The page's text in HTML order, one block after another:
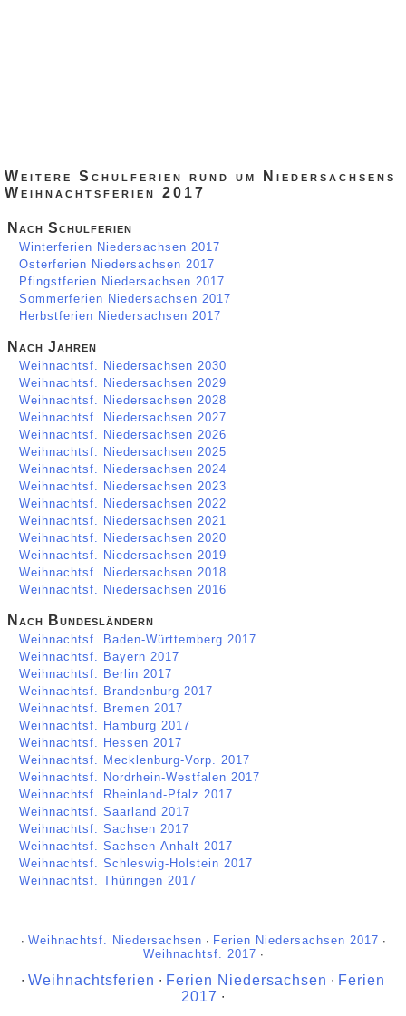
Weitere Schulferien rund um Niedersachsens
Weihnachtsferien 2017
Nach Schulferien
Winterferien Niedersachsen 2017
Osterferien Niedersachsen 2017
Pfingstferien Niedersachsen 2017
Sommerferien Niedersachsen 2017
Herbstferien Niedersachsen 2017
Nach Jahren
Weihnachtsf. Niedersachsen 2030
Weihnachtsf. Niedersachsen 2029
Weihnachtsf. Niedersachsen 2028
Weihnachtsf. Niedersachsen 2027
Weihnachtsf. Niedersachsen 2026
Weihnachtsf. Niedersachsen 2025
Weihnachtsf. Niedersachsen 2024
Weihnachtsf. Niedersachsen 2023
Weihnachtsf. Niedersachsen 2022
Weihnachtsf. Niedersachsen 2021
Weihnachtsf. Niedersachsen 2020
Weihnachtsf. Niedersachsen 2019
Weihnachtsf. Niedersachsen 2018
Weihnachtsf. Niedersachsen 2016
Nach Bundesländern
Weihnachtsf. Baden-Württemberg 2017
Weihnachtsf. Bayern 2017
Weihnachtsf. Berlin 2017
Weihnachtsf. Brandenburg 2017
Weihnachtsf. Bremen 2017
Weihnachtsf. Hamburg 2017
Weihnachtsf. Hessen 2017
Weihnachtsf. Mecklenburg-Vorp. 2017
Weihnachtsf. Nordrhein-Westfalen 2017
Weihnachtsf. Rheinland-Pfalz 2017
Weihnachtsf. Saarland 2017
Weihnachtsf. Sachsen 2017
Weihnachtsf. Sachsen-Anhalt 2017
Weihnachtsf. Schleswig-Holstein 2017
Weihnachtsf. Thüringen 2017
∙ Weihnachtsf. Niedersachsen ∙ Ferien Niedersachsen 2017 ∙
Weihnachtsf. 2017 ∙
∙ Weihnachtsferien ∙ Ferien Niedersachsen ∙ Ferien
2017 ∙